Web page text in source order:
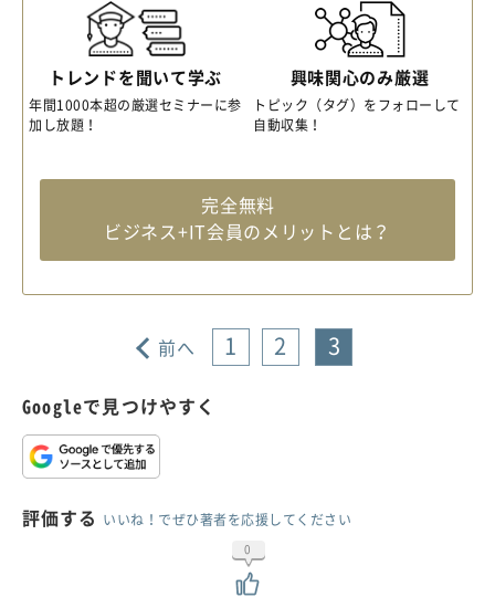
トレンドを聞いて学ぶ
年間1000本超の厳選セミナーに参
加し放題！
興味関心のみ厳選
トピック（タグ）をフォローして
自動収集！
完全無料
ビジネス+IT会員のメリットとは？
前へ 1 2 3
Googleで見つけやすく
評価する いいね！でぜひ著者を応援してください
0